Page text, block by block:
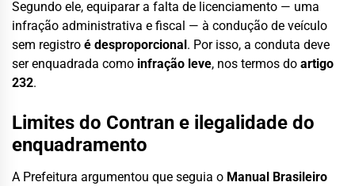
Segundo ele, equiparar a falta de licenciamento — uma
infração administrativa e fiscal — à condução de veículo
sem registro é desproporcional. Por isso, a conduta deve
ser enquadrada como infração leve, nos termos do artigo
232.
Limites do Contran e ilegalidade do
enquadramento
A Prefeitura argumentou que seguia o Manual Brasileiro